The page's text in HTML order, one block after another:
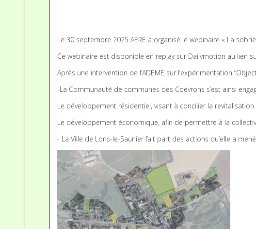
Le 30 septembre 2025 AERE a organisé le webinaire « La
Ce webinaire est disponible en replay sur Dailymotion au lien
Après une intervention de l’ADEME sur l’expérimentation
-La Communauté de communes des Coëvrons s’est ainsi
Le développement résidentiel, visant à concilier la
Le développement économique, afin de permettre à la
- La Ville de Lons-le-Saunier fait part des actions qu’elle a